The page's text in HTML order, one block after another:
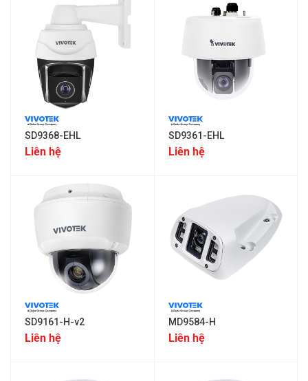
SD9368-EHL
Liên hệ
SD9361-EHL
Liên hệ
SD9161-H-v2
Liên hệ
MD9584-H
Liên hệ